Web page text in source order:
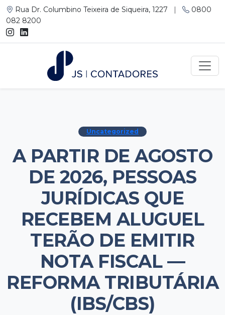
Rua Dr. Columbino Teixeira de Siqueira, 1227 |
0800
082 8200
Uncategorized
A PARTIR DE AGOSTO
DE 2026, PESSOAS
JURÍDICAS QUE
RECEBEM ALUGUEL
TERÃO DE EMITIR
NOTA FISCAL —
REFORMA TRIBUTÁRIA
(IBS/CBS)